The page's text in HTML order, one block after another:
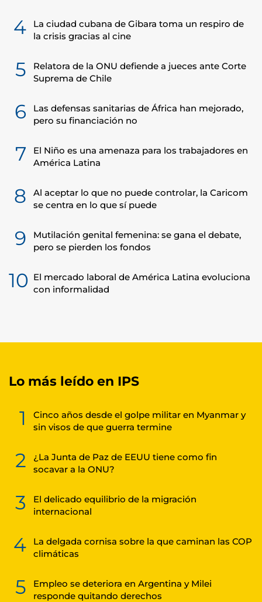
4
La ciudad cubana de Gibara toma un respiro de
la crisis gracias al cine
5
Relatora de la ONU defiende a jueces ante Corte
Suprema de Chile
6
Las defensas sanitarias de África han mejorado,
pero su financiación no
7
El Niño es una amenaza para los trabajadores en
América Latina
8
Al aceptar lo que no puede controlar, la Caricom
se centra en lo que sí puede
9
Mutilación genital femenina: se gana el debate,
pero se pierden los fondos
10 El mercado laboral de América Latina evoluciona
con informalidad
Lo más leído en IPS
1
Cinco años desde el golpe militar en Myanmar y
sin visos de que guerra termine
2
¿La Junta de Paz de EEUU tiene como fin
socavar a la ONU?
3
El delicado equilibrio de la migración
internacional
4
La delgada cornisa sobre la que caminan las COP
climáticas
5
Empleo se deteriora en Argentina y Milei
responde quitando derechos